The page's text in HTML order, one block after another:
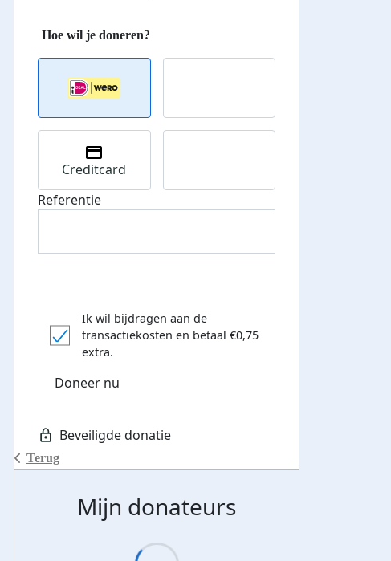
Terug
Creditcard
Referentie
Ik wil bijdragen aan de
transactiekosten en betaal €0,75
extra.
Doneer nu
Mijn donateurs